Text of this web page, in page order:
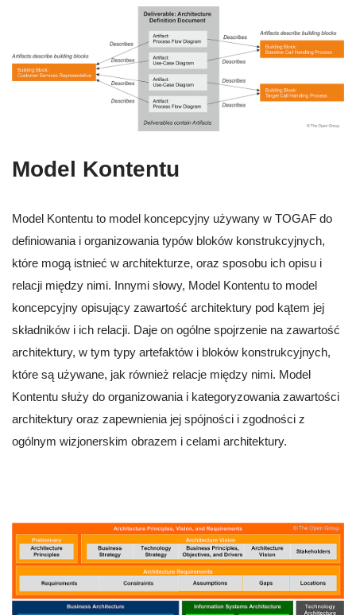
Model Kontentu
Model Kontentu to model koncepcyjny używany w TOGAF do
definiowania i organizowania typów bloków konstrukcyjnych,
które mogą istnieć w architekturze, oraz sposobu ich opisu i
relacji między nimi. Innymi słowy, Model Kontentu to model
koncepcyjny opisujący zawartość architektury pod kątem jej
składników i ich relacji. Daje on ogólne spojrzenie na zawartość
architektury, w tym typy artefaktów i bloków konstrukcyjnych,
które są używane, jak również relacje między nimi. Model
Kontentu służy do organizowania i kategoryzowania zawartości
architektury oraz zapewnienia jej spójności i zgodności z
ogólnym wizjonerskim obrazem i celami architektury.